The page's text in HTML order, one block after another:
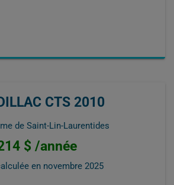
CTS 2010
de Saint-Lin-Laurentides
$ /année
en novembre 2025